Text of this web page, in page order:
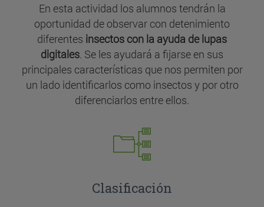
En esta actividad los alumnos tendrán la
oportunidad de observar con detenimiento
diferentes insectos con la ayuda de lupas
digitales. Se les ayudará a fijarse en sus
principales características que nos permiten por
un lado identificarlos como insectos y por otro
diferenciarlos entre ellos.
Clasificación